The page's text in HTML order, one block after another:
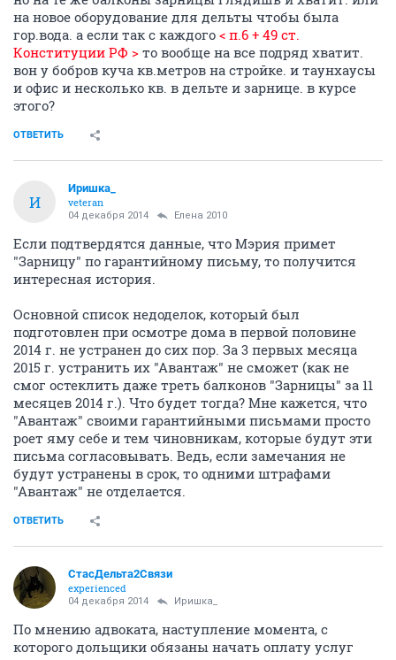
на новое оборудование для дельты чтобы была
гор.вода. а если так с каждого < п.6 + 49 ст.
Конституции РФ > то вообще на все подряд хватит.
вон у бобров куча кв.метров на стройке. и таунхаусы
и офис и несколько кв. в дельте и зарнице. в курсе
этого?
ОТВЕТИТЬ
И
Иришка_
veteran
04 декабря 2014 Елена 2010
Если подтвердятся данные, что Мэрия примет
"Зарницу" по гарантийному письму, то получится
интересная история.
Основной список недоделок, который был
подготовлен при осмотре дома в первой половине
2014 г. не устранен до сих пор. За 3 первых месяца
2015 г. устранить их "Авантаж" не сможет (как не
смог остеклить даже треть балконов "Зарницы" за 11
месяцев 2014 г.). Что будет тогда? Мне кажется, что
"Авантаж" своими гарантийными письмами просто
роет яму себе и тем чиновникам, которые будут эти
письма согласовывать. Ведь, если замечания не
будут устранены в срок, то одними штрафами
"Авантаж" не отделается.
ОТВЕТИТЬ
СтасДельта2Связи
experienced
04 декабря 2014 Иришка_
По мнению адвоката, наступление момента, с
которого дольщики обязаны начать оплату услуг